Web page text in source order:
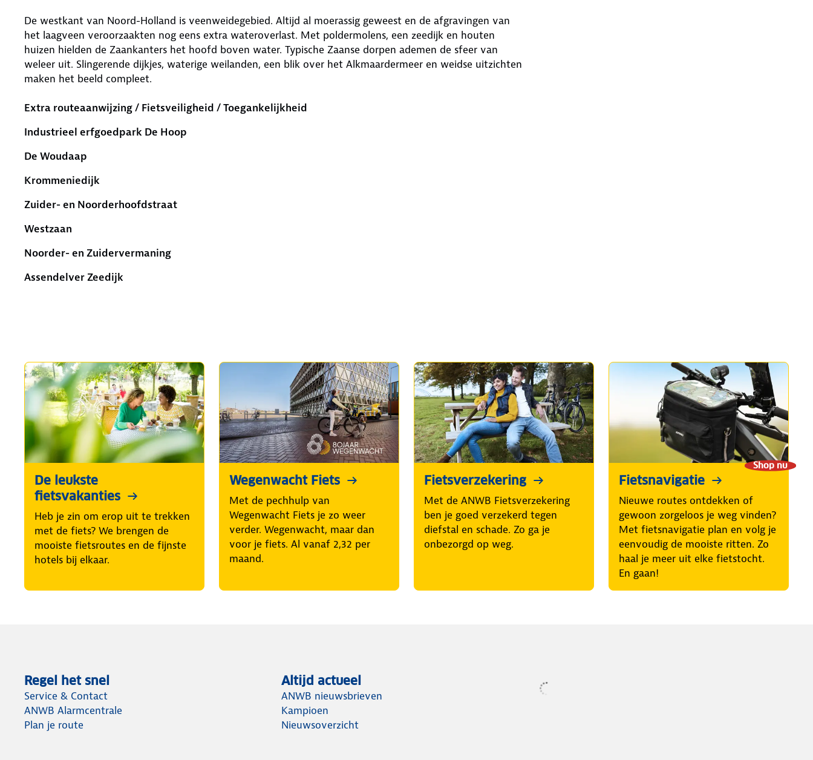
De westkant van Noord-Holland is veenweidegebied. Altijd al moerassig geweest en de afgravingen van
het laagveen veroorzaakten nog eens extra wateroverlast. Met poldermolens, een zeedijk en houten
huizen hielden de Zaankanters het hoofd boven water. Typische Zaanse dorpen ademen de sfeer van
weleer uit. Slingerende dijkjes, waterige weilanden, een blik over het Alkmaardermeer en weidse uitzichten
maken het beeld compleet.
Extra routeaanwijzing / Fietsveiligheid / Toegankelijkheid
Industrieel erfgoedpark De Hoop
De Woudaap
Krommeniedijk
Zuider- en Noorderhoofdstraat
Westzaan
Noorder- en Zuidervermaning
Assendelver Zeedijk
De leukste
fietsvakanties
Heb je zin om erop uit te trekken
met de fiets? We brengen de
mooiste fietsroutes en de fijnste
hotels bij elkaar.
Wegenwacht Fiets
Met de pechhulp van
Wegenwacht Fiets je zo weer
verder. Wegenwacht, maar dan
voor je fiets. Al vanaf 2,32 per
maand.
Fietsverzekering
Met de ANWB Fietsverzekering
ben je goed verzekerd tegen
diefstal en schade. Zo ga je
onbezorgd op weg.
Shop nu
Fietsnavigatie
Nieuwe routes ontdekken of
gewoon zorgeloos je weg vinden?
Met fietsnavigatie plan en volg je
eenvoudig de mooiste ritten. Zo
haal je meer uit elke fietstocht.
En gaan!
Regel het snel
Service & Contact
ANWB Alarmcentrale
Plan je route
Altijd actueel
ANWB nieuwsbrieven
Kampioen
Nieuwsoverzicht